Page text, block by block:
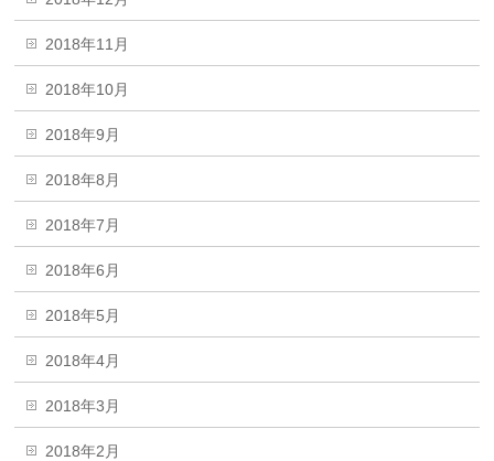
2018年11月
2018年10月
2018年9月
2018年8月
2018年7月
2018年6月
2018年5月
2018年4月
2018年3月
2018年2月